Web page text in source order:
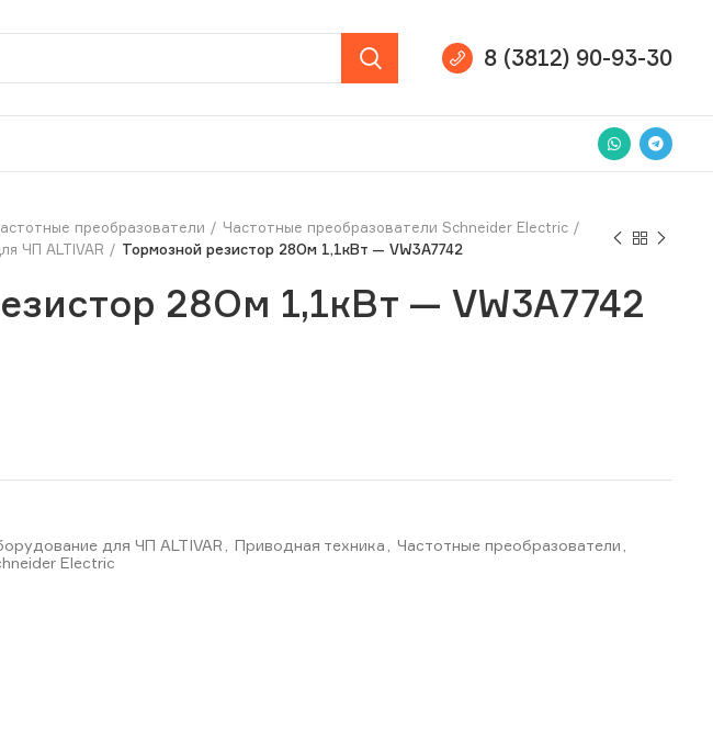
8 (3812) 90-93-30
преобразователи
Частотные преобразователи Schneider Electric
ЧП ALTIVAR
Тормозной резистор 28Ом 1,1кВт — VW3A7742
28Ом 1,1кВт — VW3A7742
для ЧП ALTIVAR Приводная техника Частотные преобразователи
Electric